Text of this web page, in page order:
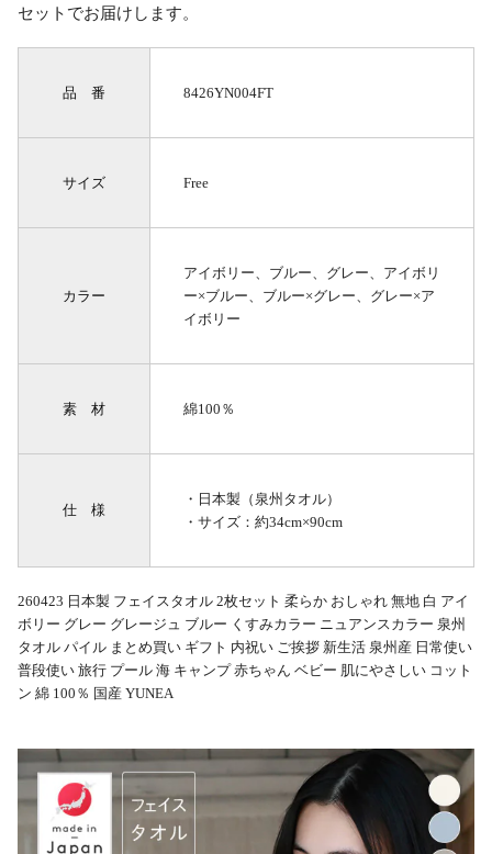
セットでお届けします。
品 番 8426YN004FT
サイズ Free
カラー
アイボリー、ブルー、グレー、アイボリ
ー×ブルー、ブルー×グレー、グレー×ア
イボリー
素 材 綿100％
仕 様
・日本製（泉州タオル）
・サイズ：約34cm×90cm
260423 日本製 フェイスタオル 2枚セット 柔らか おしゃれ 無地 白 アイ
ボリー グレー グレージュ ブルー くすみカラー ニュアンスカラー 泉州
タオル パイル まとめ買い ギフト 内祝い ご挨拶 新生活 泉州産 日常使い
普段使い 旅行 プール 海 キャンプ 赤ちゃん ベビー 肌にやさしい コット
ン 綿 100％ 国産 YUNEA